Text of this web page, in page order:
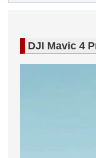
DJI Mavic 4